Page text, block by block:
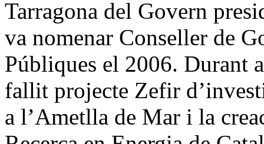
Tarragona del Govern
va nomenar Conseller de
Públiques el 2006. Durant
fallit projecte Zefir
a l’Ametlla de Mar i la